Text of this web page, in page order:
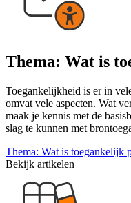
Thema: Wat is
Toegankelijkheid is er in
omvat vele aspecten. Wat
maak je kennis met de
slag te kunnen met
Thema: Wat is toegankelijk
Bekijk artikelen